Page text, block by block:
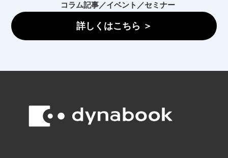
コラム記事／イベント／セミナー
詳しくはこちら ＞